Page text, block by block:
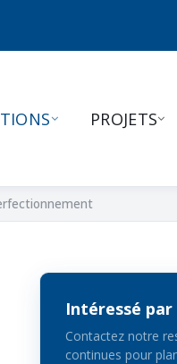
PROJETS
Intéressé
Contactez notre
continues pour